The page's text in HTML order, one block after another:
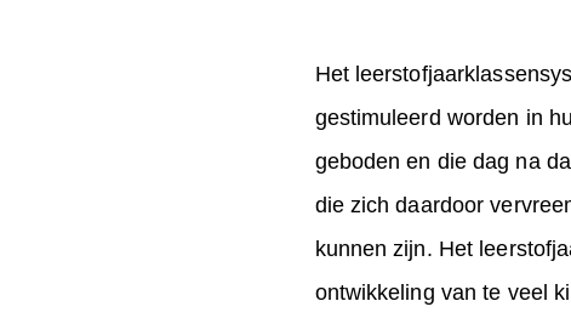
Het
gestimuleerd worden in
geboden en die dag na
die zich daardoor
kunnen zijn. Het
ontwikkeling van te veel